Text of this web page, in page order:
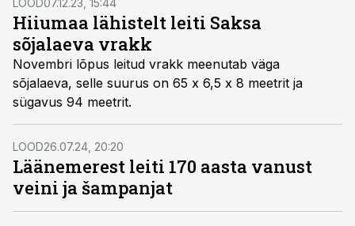
LOOD07.12.23, 15:44
Hiiumaa lähistelt leiti Saksa
sõjalaeva vrakk
Novembri lõpus leitud vrakk meenutab väga
sõjalaeva, selle suurus on 65 x 6,5 x 8 meetrit ja
sügavus 94 meetrit.
LOOD26.07.24, 20:20
Läänemerest leiti 170 aasta vanust
veini ja šampanjat